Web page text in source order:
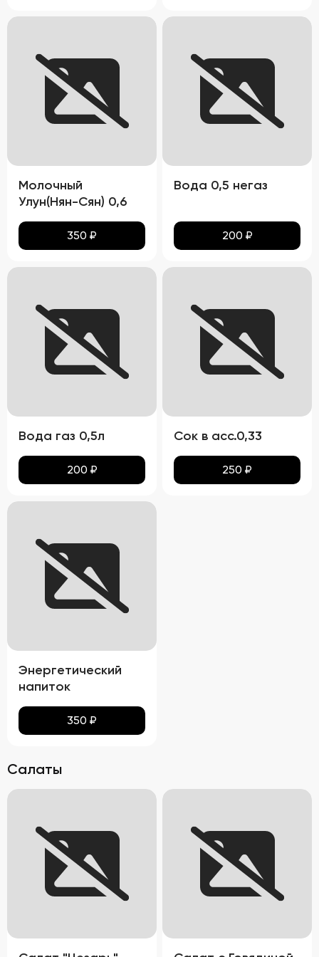
Молочный
Улун(Нян-Сян) 0,6
350 ₽
Вода 0,5 негаз
200 ₽
Вода газ 0,5л
200 ₽
Сок в асс.0,33
250 ₽
Энергетический
напиток
350 ₽
Салаты